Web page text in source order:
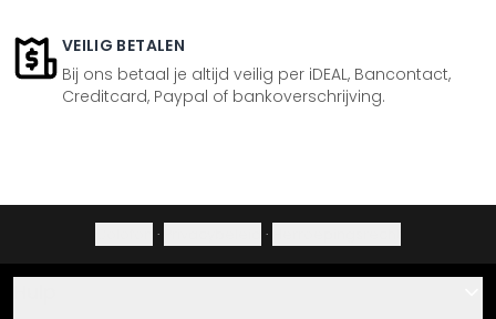
VEILIG BETALEN
Bij ons betaal je altijd veilig per iDEAL, Bancontact,
Creditcard, Paypal of bankoverschrijving.
· ·